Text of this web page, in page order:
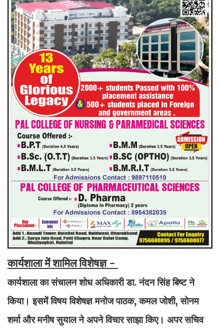
कार्यशाला में शामिल विशेषज्ञ -
कार्यशाला का संचालन शोध अधिकारी डा. नंदन सिंह बिष्ट ने
किया। इसमें विषय विशेषज्ञ मनोज पाठक, कमल जोशी, सोनम
शर्मा और मनीष सुयाल ने अपने विचार साझा किए। अपर सचिव